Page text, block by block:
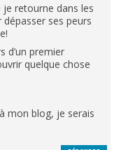
je retourne dans les
ses peurs
d’un premier
quelque chose
mon blog, je serais